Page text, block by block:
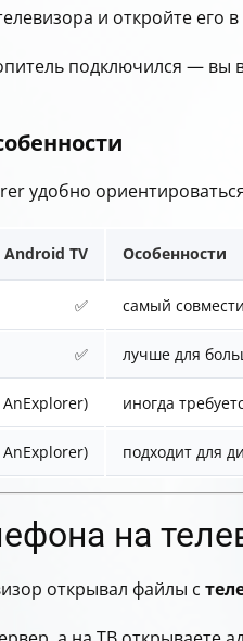
и откройте
подключился — вы
удобно
TV Особенности
✅ самый
✅ лучше для
AnExplorer) иногда
AnExplorer) подходит для
на
открывал файлы с